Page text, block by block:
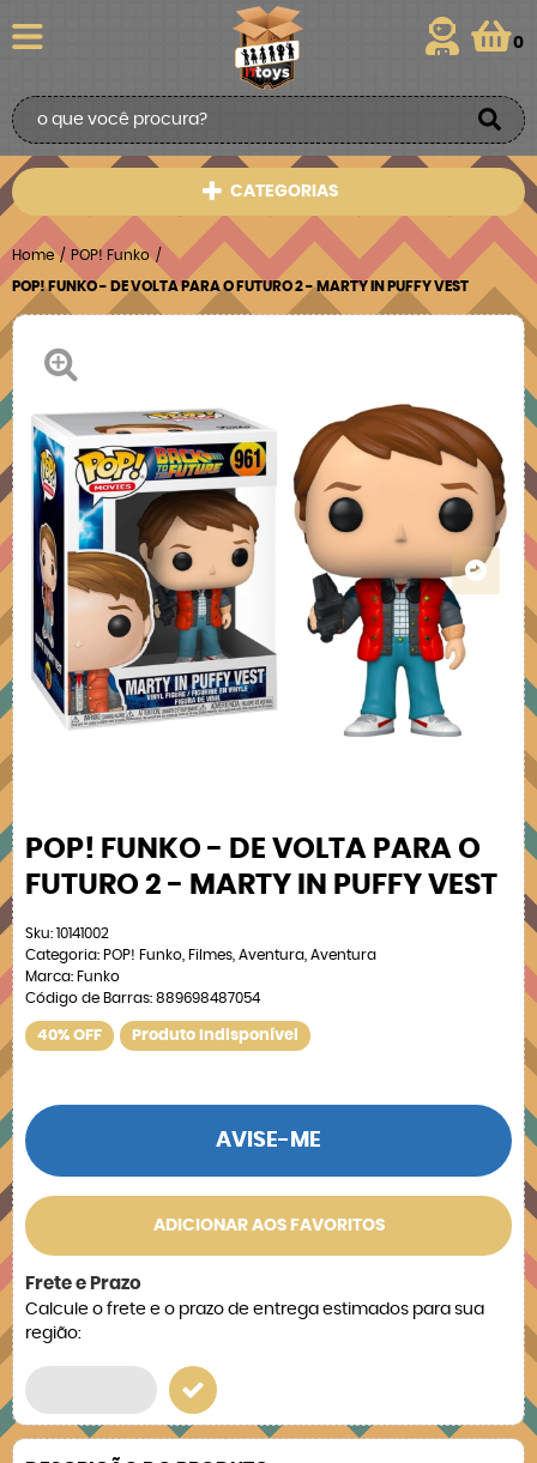
0
CATEGORIAS
Home POP! Funko
POP! FUNKO - DE VOLTA PARA O FUTURO 2 - MARTY IN PUFFY VEST
POP! FUNKO - DE VOLTA PARA O
FUTURO 2 - MARTY IN PUFFY VEST
Sku: 10141002
Categoria: POP! Funko Filmes Aventura Aventura
Marca: Funko
Código de Barras: 889698487054
40% OFF Produto Indisponível
AVISE-ME
ADICIONAR AOS FAVORITOS
Frete e Prazo
Calcule o frete e o prazo de entrega estimados para sua
região: